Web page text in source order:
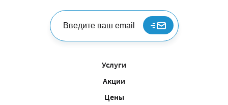
Услуги
Акции
Цены